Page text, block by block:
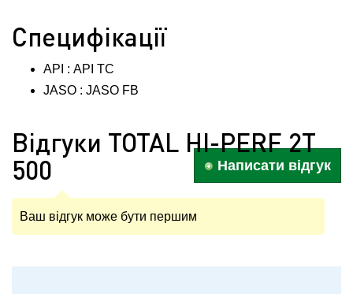
Специфікації
API : API TC
JASO : JASO FB
Відгуки TOTAL HI-PERF 2T
500
Написати відгук
Ваш відгук може бути першим